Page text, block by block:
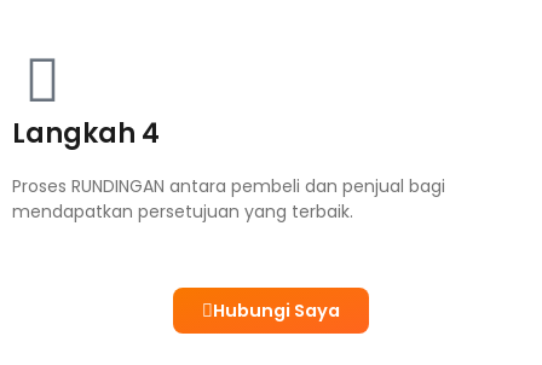
Langkah 4
Proses RUNDINGAN antara pembeli dan penjual bagi
mendapatkan persetujuan yang terbaik.
Hubungi Saya